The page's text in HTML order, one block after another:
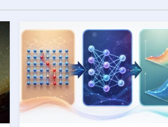
核磁共振成像仪。该设备若按计划